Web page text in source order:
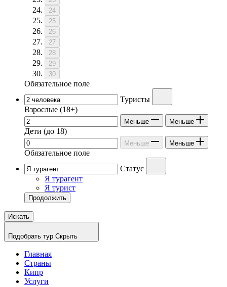
24
25
26
27
28
29
30
Обязательное поле
Туристы
Взрослые (18+)
Меньше Меньше
Дети (до 18)
Меньше Меньше
Обязательное поле
Статус
Я турагент
Я турист
Продолжить
Искать
Подобрать тур Скрыть
Главная
Страны
Кипр
Услуги